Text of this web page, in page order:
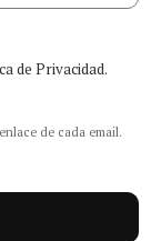
de Privacidad.
de cada email.